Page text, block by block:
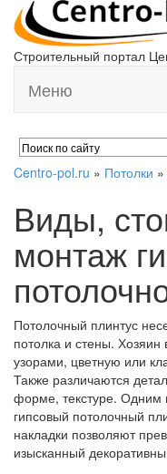
Строительный портал
Меню
Centro-pol.ru » Потолки »
Виды,
монтаж
Потолочный плинтус
потолка и стены. Хозяин
узорами, цветную или
Также различаются
форме, текстуре. Одним
гипсовый потолочный
накладки позволяют
изысканный